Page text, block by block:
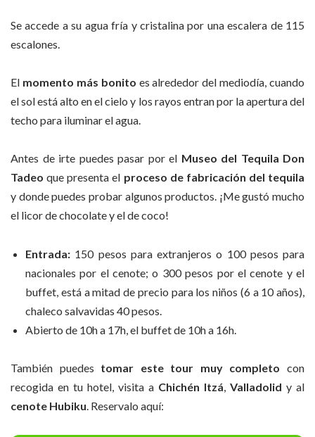
Se accede a su agua fría y cristalina por una escalera de 115
escalones.
El momento más bonito es alrededor del mediodía, cuando
el sol está alto en el cielo y los rayos entran por la apertura del
techo para iluminar el agua.
Antes de irte puedes pasar por el Museo del Tequila Don
Tadeoque presenta el proceso de fabricación del tequila
y donde puedes probar algunos productos. ¡Me gustó mucho
el licor de chocolate y el de coco!
Entrada: 150 pesos para extranjeros o 100 pesos para
nacionales por el cenote; o 300 pesos por el cenote y el
buffet, está a mitad de precio para los niños (6 a 10 años),
chaleco salvavidas 40 pesos.
Abierto de 10h a 17h, el buffet de 10h a 16h.
También puedes tomar este tour muy completo con
recogida en tu hotel, visita a Chichén Itzá, Valladolid y al
cenote Hubiku. Reservalo aquí: